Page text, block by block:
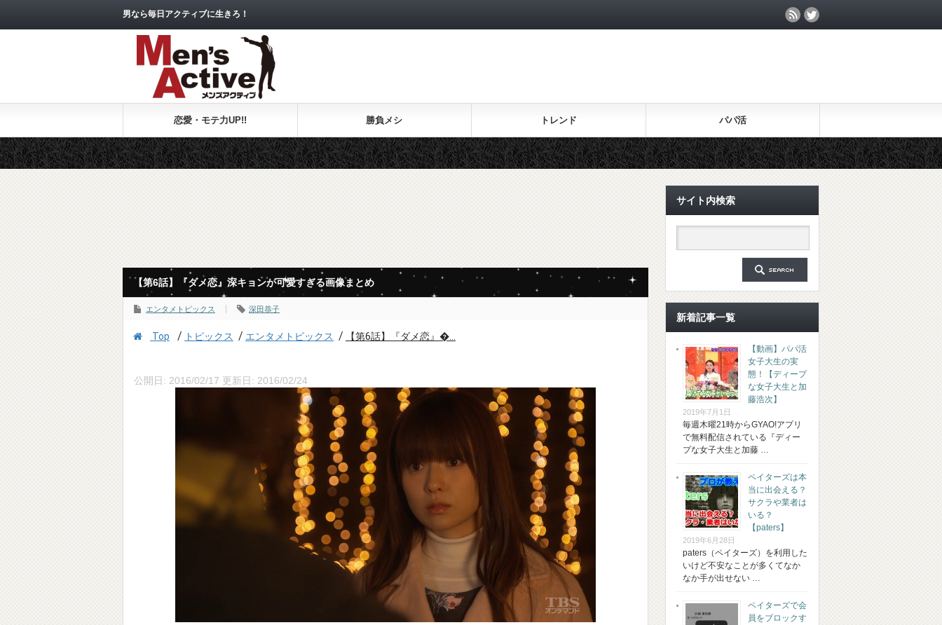
男なら毎日アクティブに生きろ！
恋愛・モテ力UP!! 勝負メシ トレンド パパ活
【第6話】『ダメ恋』深キョンが可愛すぎる画像まとめ
エンタメトピックス 深田恭子
Top / トピックス / エンタメトピックス / 【第6話】『ダメ恋』�...
公開日: 2016/02/17 更新日: 2016/02/24
サイト内検索
新着記事一覧
【動画】パパ活
女子大生の実
態！【ディープ
な女子大生と加
藤浩次】
2019年7月1日
毎週木曜21時からGYAO!アプリ
で無料配信されている『ディー
プな女子大生と加藤 …
ペイターズは本
当に出会える？
サクラや業者は
いる？
【paters】
2019年6月28日
paters（ペイターズ）を利用した
いけど不安なことが多くてなか
なか手が出せない …
ペイターズで会
員をブロックす